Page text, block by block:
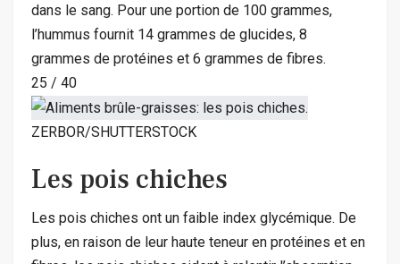
dans le sang. Pour une portion de 100 grammes,
l’hummus fournit 14 grammes de glucides, 8
grammes de protéines et 6 grammes de fibres.
25 / 40
ZERBOR/SHUTTERSTOCK
Les pois chiches
Les pois chiches ont un faible index glycémique. De
plus, en raison de leur haute teneur en protéines et en